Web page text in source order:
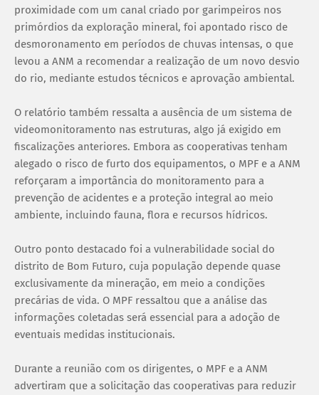
proximidade com um canal criado por garimpeiros nos
primórdios da exploração mineral, foi apontado risco de
desmoronamento em períodos de chuvas intensas, o que
levou a ANM a recomendar a realização de um novo desvio
do rio, mediante estudos técnicos e aprovação ambiental.
O relatório também ressalta a ausência de um sistema de
videomonitoramento nas estruturas, algo já exigido em
fiscalizações anteriores. Embora as cooperativas tenham
alegado o risco de furto dos equipamentos, o MPF e a ANM
reforçaram a importância do monitoramento para a
prevenção de acidentes e a proteção integral ao meio
ambiente, incluindo fauna, flora e recursos hídricos.
Outro ponto destacado foi a vulnerabilidade social do
distrito de Bom Futuro, cuja população depende quase
exclusivamente da mineração, em meio a condições
precárias de vida. O MPF ressaltou que a análise das
informações coletadas será essencial para a adoção de
eventuais medidas institucionais.
Durante a reunião com os dirigentes, o MPF e a ANM
advertiram que a solicitação das cooperativas para reduzir